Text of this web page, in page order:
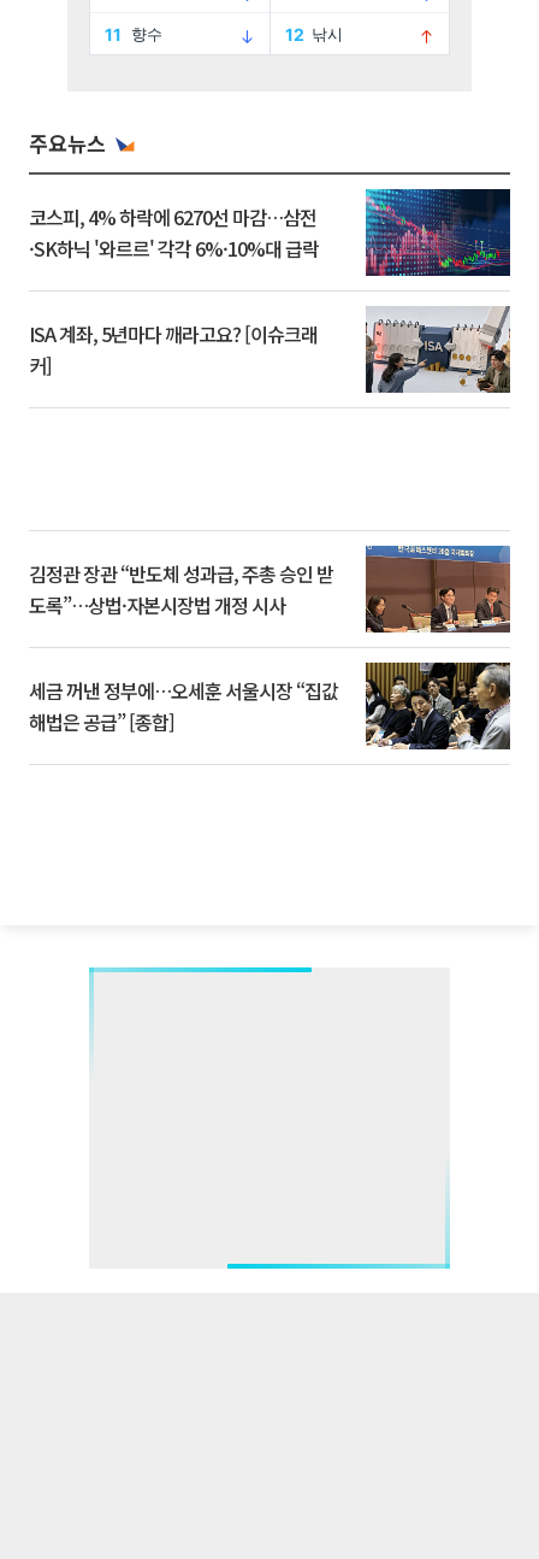
주요뉴스
코스피, 4% 하락에 6270선 마감…삼전
·SK하닉 '와르르' 각각 6%·10%대 급락
ISA 계좌, 5년마다 깨라고요? [이슈크래
커]
김정관 장관 “반도체 성과급, 주총 승인 받
도록”…상법·자본시장법 개정 시사
세금 꺼낸 정부에…오세훈 서울시장 “집값
해법은 공급” [종합]